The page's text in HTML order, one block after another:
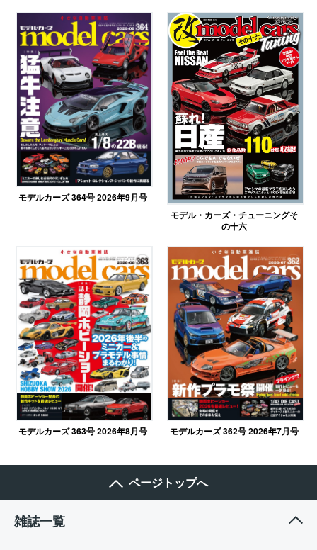
モデルカーズ 364号 2026年9月号
モデル・カーズ・チューニングそ
の十六
モデルカーズ 363号 2026年8月号 モデルカーズ 362号 2026年7月号
ページトップへ
雑誌一覧